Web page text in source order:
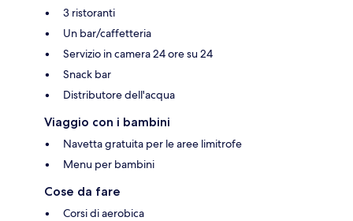
3 ristoranti
Un bar/caffetteria
Servizio in camera 24 ore su 24
Snack bar
Distributore dell'acqua
Viaggio con i bambini
Navetta gratuita per le aree limitrofe
Menu per bambini
Cose da fare
Corsi di aerobica